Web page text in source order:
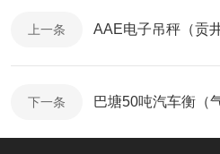
上一条
下一条